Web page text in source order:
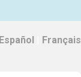
Español Français